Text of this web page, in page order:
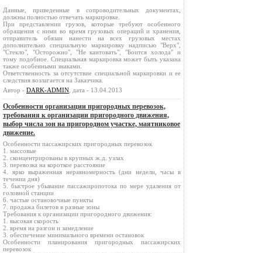
Данные, приведенные в сопроводительных документах,
должны полностью отвечать маркировке.
При представлении грузов, которые требуют особенного
обращения с ними во время грузовых операций и хранения,
отправитель обязан нанести на всех грузовых местах
дополнительно специальную маркировку надписью "Верх",
"Стекло", "Осторожно", "Не кантовать", "Боится холода" и
тому подобное. Специальная маркировка может быть указана
также особенными знаками.
Ответственность за отсутствие специальной маркировки и ее
следствия возлагается на Заказчика.
Автор - DARK-ADMIN , дата - 13.04.2013
Особенности организации пригородных перевозок,
требования к организации пригородного движения,
выбор числа зон на пригородном участке, маятниковое
движение.
Особенности пассажирских пригородных перевозок
1. массовые
2. сконцентрированы в крупных ж.д. узлах
3. перевозка на короткое расстояние
4. ярко выраженная неравномерность (дни недели, часы в
течении дня)
5. быстрое убывание пассажиропотока по мере удаления от
головной станции
6. частые остановочные пункты
7. продажа билетов в разные зоны
Требования к организации пригородного движения:
1. высокая скорость
2. время на разгон и замедление
3. обеспечение минимального времени остановок
Особенности планирования пригородных пассажирских
перевозок